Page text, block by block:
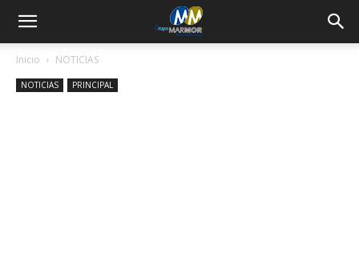
Inicio NOTICIAS
NOTICIAS PRINCIPAL